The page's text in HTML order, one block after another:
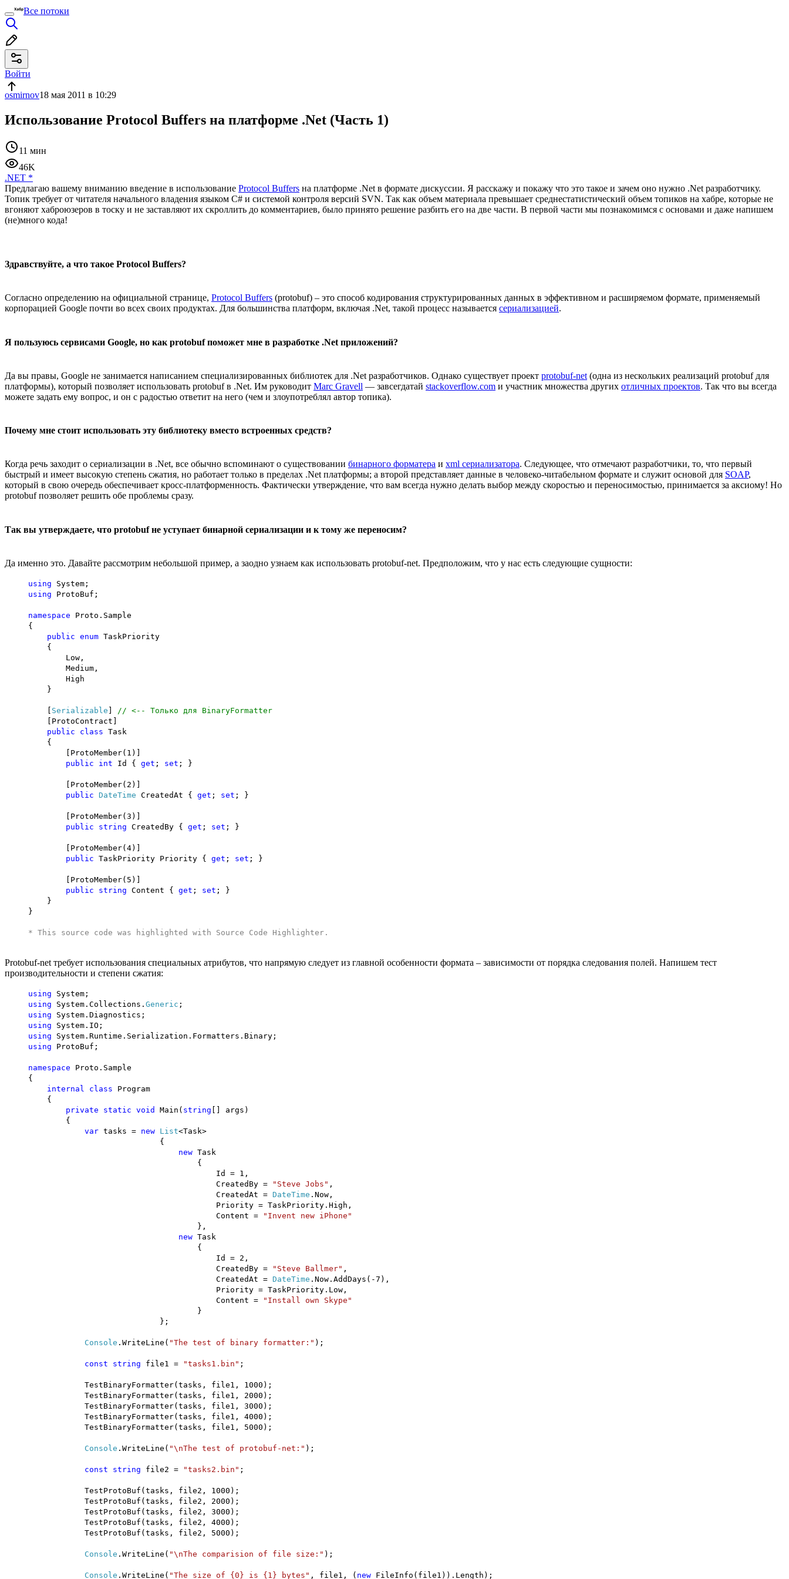
Все потоки
Войти
osmirnov18 мая 2011 в 10:29
Использование Protocol Buffers на платформе .Net (Часть 1)
11 мин
46K
.NET *
Предлагаю вашему вниманию введение в использование Protocol Buffers на платформе .Net в формате дискуссии. Я расскажу и покажу что это такое и зачем оно нужно .Net разработчику.
Топик требует от читателя начального владения языком C# и системой контроля версий SVN. Так как объем материала превышает среднестатистический объем топиков на хабре, которые не
вгоняют хаброюзеров в тоску и не заставляют их скроллить до комментариев, было принято решение разбить его на две части. В первой части мы познакомимся с основами и даже напишем
(не)много кода!
Здравствуйте, а что такое Protocol Buffers?
Согласно определению на официальной странице, Protocol Buffers (protobuf) – это способ кодирования структурированных данных в эффективном и расширяемом формате, применяемый
корпорацией Google почти во всех своих продуктах. Для большинства платформ, включая .Net, такой процесс называется сериализацией.
Я пользуюсь сервисами Google, но как protobuf поможет мне в разработке .Net приложений?
Да вы правы, Google не занимается написанием специализированных библиотек для .Net разработчиков. Однако существует проект protobuf-net (одна из нескольких реализаций protobuf для
платформы), который позволяет использовать protobuf в .Net. Им руководит Marc Gravell — завсегдатай stackoverflow.com и участник множества других отличных проектов. Так что вы всегда
можете задать ему вопрос, и он с радостью ответит на него (чем и злоупотреблял автор топика).
Почему мне стоит использовать эту библиотеку вместо встроенных средств?
Когда речь заходит о сериализации в .Net, все обычно вспоминают о существовании бинарного форматера и xml сериализатора. Следующее, что отмечают разработчики, то, что первый
быстрый и имеет высокую степень сжатия, но работает только в пределах .Net платформы; а второй представляет данные в человеко-читабельном формате и служит основой для SOAP,
который в свою очередь обеспечивает кросс-платформенность. Фактически утверждение, что вам всегда нужно делать выбор между скоростью и переносимостью, принимается за аксиому! Но
protobuf позволяет решить обе проблемы сразу.
Так вы утверждаете, что protobuf не уступает бинарной сериализации и к тому же переносим?
Да именно это. Давайте рассмотрим небольшой пример, а заодно узнаем как использовать protobuf-net. Предположим, что у нас есть следующие сущности:
using System;
using ProtoBuf;
namespace Proto.Sample
{
public enum TaskPriority
{
Low,
Medium,
High
}
Serializable
// <-- Только для BinaryFormatter
[ProtoContract]
public
class Task
{
[ProtoMember(1)]
public
int Id { get ; set ; }
[ProtoMember(2)]
public DateTime CreatedAt { get ; set ; }
[ProtoMember(3)]
public
string CreatedBy { get ; set ; }
[ProtoMember(4)]
public TaskPriority Priority { get ; set ; }
[ProtoMember(5)]
public
string Content { get ; set ; }
}
}
* This source code was highlighted with Source Code Highlighter .
Protobuf-net требует использования специальных атрибутов, что напрямую следует из главной особенности формата – зависимости от порядка следования полей. Напишем тест
производительности и степени сжатия:
using System;
using System.Collections. Generic ;
using System.Diagnostics;
using System.IO;
using System.Runtime.Serialization.Formatters.Binary;
using ProtoBuf;
namespace Proto.Sample
{
internal
class Program
{
private
static void Main( string [] args)
{
var tasks = new List<Task>
{
new Task
{
Id = 1,
CreatedBy =
"Steve Jobs" ,
CreatedAt = DateTime .Now,
Priority = TaskPriority.High,
Content =
"Invent new iPhone"
},
new Task
{
Id = 2,
CreatedBy =
"Steve Ballmer" ,
CreatedAt = DateTime .Now.AddDays(-7),
Priority = TaskPriority.Low,
Content =
"Install own Skype"
}
};
Console .WriteLine( "The test of binary formatter:" );
const string file1 = "tasks1.bin" ;
TestBinaryFormatter(tasks, file1, 1000);
TestBinaryFormatter(tasks, file1, 2000);
TestBinaryFormatter(tasks, file1, 3000);
TestBinaryFormatter(tasks, file1, 4000);
TestBinaryFormatter(tasks, file1, 5000);
Console .WriteLine( "\nThe test of protobuf-net:" );
const string file2 = "tasks2.bin" ;
TestProtoBuf(tasks, file2, 1000);
TestProtoBuf(tasks, file2, 2000);
TestProtoBuf(tasks, file2, 3000);
TestProtoBuf(tasks, file2, 4000);
TestProtoBuf(tasks, file2, 5000);
Console .WriteLine( "\nThe comparision of file size:" );
Console .WriteLine( "The size of {0} is {1} bytes" , file1, ( new FileInfo(file1)).Length);